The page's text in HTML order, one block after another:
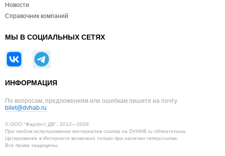
Новости
Справочник компаний
МЫ В СОЦИАЛЬНЫХ СЕТЯХ
ИНФОРМАЦИЯ
По вопросам, предложениям или ошибкам пишите на почту
bilet@dvhab.ru
© ООО "Фарпост ДВ", 2012—2026
При любом использовании материалов ссылка на DVHAB.ru обязательна.
Цитирование в Интернете возможно только при наличии гиперссылки.
Все права защищены.